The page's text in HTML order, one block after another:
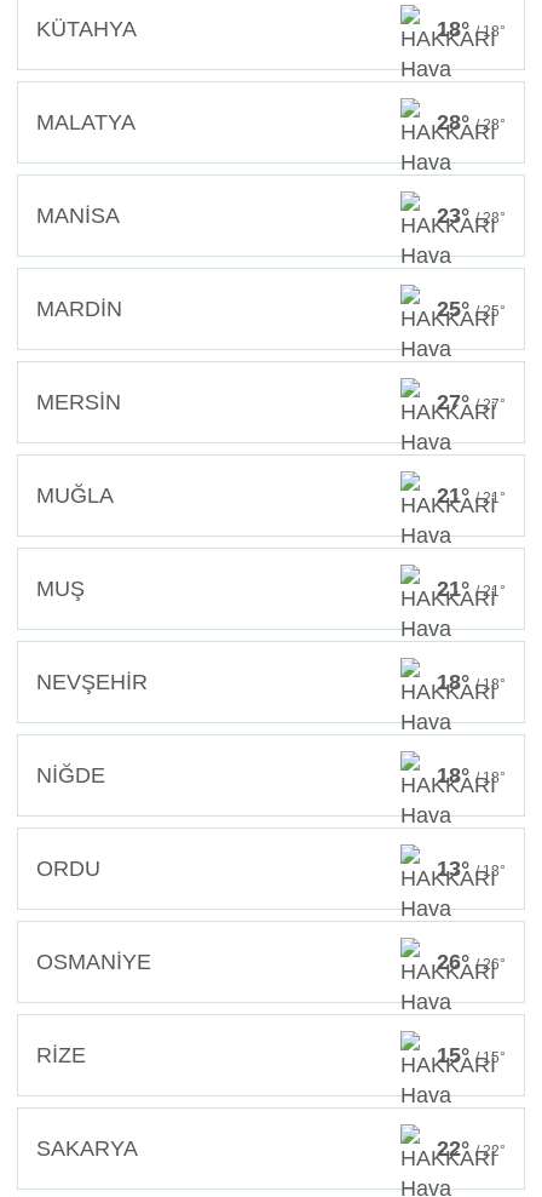
KÜTAHYA 18° / 18°
MALATYA 28° / 28°
MANİSA 23° / 23°
MARDİN 25° / 25°
MERSİN 27° / 27°
MUĞLA 21° / 21°
MUŞ 21° / 21°
NEVŞEHİR 18° / 18°
NİĞDE 18° / 18°
ORDU 13° / 13°
OSMANİYE 26° / 26°
RİZE 15° / 15°
SAKARYA 22° / 22°